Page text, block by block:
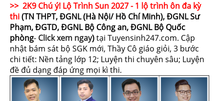
>> 2K9 Chú ý! Lộ Trình Sun 2027 - 1 lộ trình ôn đa kỳ
thi(TN THPT, ĐGNL (Hà Nội/ Hồ Chí Minh), ĐGNL Sư
Phạm, ĐGTD, ĐGNL Bộ Công an, ĐGNL Bộ Quốc
phòng- Click xem ngay)tại Tuyensinh247.com. Cập
nhật bám sát bộ SGK mới, Thầy Cô giáo giỏi, 3 bước
chi tiết: Nền tảng lớp 12; Luyện thi chuyên sâu; Luyện
đề đủ dạng đáp ứng mọi kì thi.